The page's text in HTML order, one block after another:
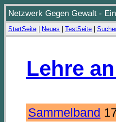
Netzwerk Gegen Gewalt -
StartSeite Neues TestSeite
Lehre
Sammelband